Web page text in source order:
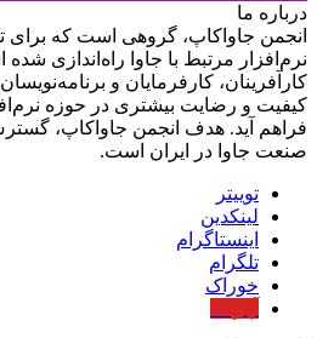
درباره‌ ما
انجمن جاواکاپ، گروهی است که برای
نرم‌افزار مرتبط با جاوا راه‌اندازی
کارآفرینان، کارفرمایان و
کیفیت و رضایت بیشتری در حوزه‌
فراهم آید. هدف انجمن جاواکاپ،
صنعت جاوا در ایران است.
توییتر
لینکدین
اینستاگرام
تلگرام
خوراک